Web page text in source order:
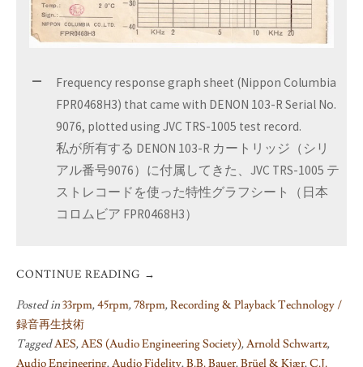
Frequency response graph sheet (Nippon Columbia
FPR0468H3) that came with DENON 103-R Serial No.
9076, plotted using JVC TRS-1005 test record.
私が所有する DENON 103-R カートリッジ（シリ
アル番号9076）に付属してきた、JVC TRS-1005 テ
ストレコードを使った特性グラフシート（日本
コロムビア FPR0468H3）
CONTINUE READING →
Posted in33rpm,45rpm,78rpm,Recording & Playback Technology /
録音再生技術
TaggedAES,AES (Audio Engineering Society),Arnold Schwartz,
Audio Engineering,Audio Fidelity,B.B. Bauer,Brüel & Kjær,C.J.